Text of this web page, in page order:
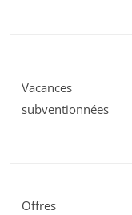
Vacances
subventionnées
Offres